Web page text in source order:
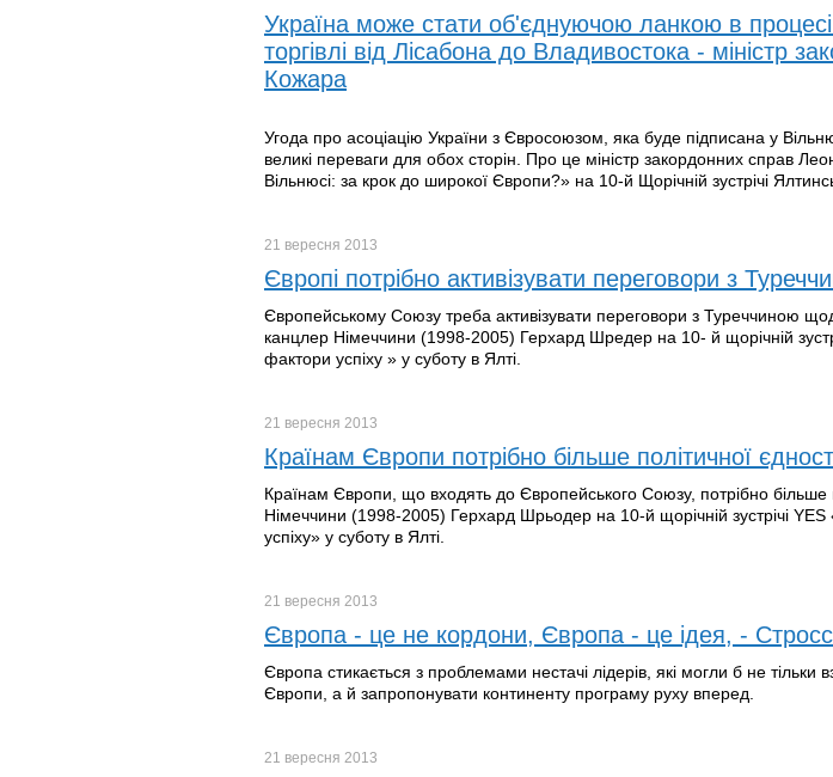
Україна може стати об'єднуючою ланкою в процесі
торгівлі від Лісабона до Владивостока - міністр
Кожара
Угода про асоціацію України з Євросоюзом, яка буде підписана у
великі переваги для обох сторін. Про це міністр закордонних справ
Вільнюсі: за крок до широкої Європи?» на 10-й Щорічній зустрічі
21 вересня 2013
Європі потрібно активізувати переговори з
Європейському Союзу треба активізувати переговори з Туреччиною
канцлер Німеччини (1998-2005) Герхард Шредер на 10- й щорічній
фактори успіху » у суботу в Ялті.
21 вересня 2013
Країнам Європи потрібно більше політичної
Країнам Європи, що входять до Європейського Союзу, потрібно більше
Німеччини (1998-2005) Герхард Шрьодер на 10-й щорічній зустрічі YES
успіху» у суботу в Ялті.
21 вересня 2013
Європа - це не кордони, Європа - це ідея, -
Європа стикається з проблемами нестачі лідерів, які могли б не тільки
Європи, а й запропонувати континенту програму руху вперед.
21 вересня 2013